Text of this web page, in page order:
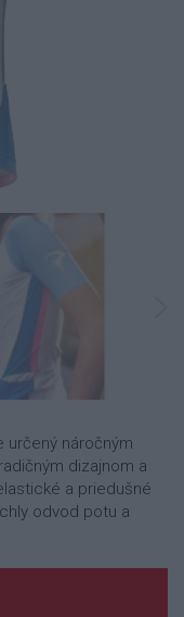
určený náročným
dizajnom a
a priedušné
odvod potu a